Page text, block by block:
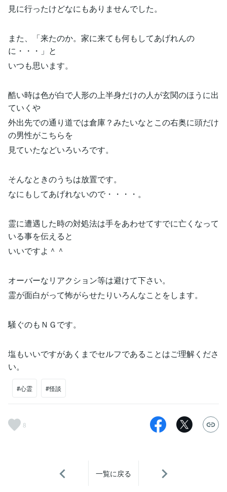
見に行ったけどなにもありませんでした。
また、「来たのか。家に来ても何もしてあげれんの
に・・・」と
いつも思います。
酷い時は色が白で人形の上半身だけの人が玄関のほうに出
ていくや
外出先での通り道では倉庫？みたいなとこの右奥に頭だけ
の男性がこちらを
見ていたなどいろいろです。
そんなときのうちは放置です。
なにもしてあげれないので・・・・。
霊に遭遇した時の対処法は手をあわせてすでに亡くなって
いる事を伝えると
いいですよ＾＾
オーバーなリアクション等は避けて下さい。
霊が面白がって怖がらせたりいろんなことをします。
騒ぐのもＮＧです。
塩もいいですがあくまでセルフであることはご理解くださ
い。
#心霊 #怪談
8
一覧に戻る